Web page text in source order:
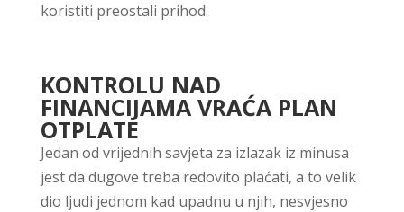
koristiti preostali prihod.
KONTROLU NAD
FINANCIJAMA VRAĆA PLAN
OTPLATE
Jedan od vrijednih savjeta za izlazak iz minusa
jest da dugove treba redovito plaćati, a to velik
dio ljudi jednom kad upadnu u njih, nesvjesno